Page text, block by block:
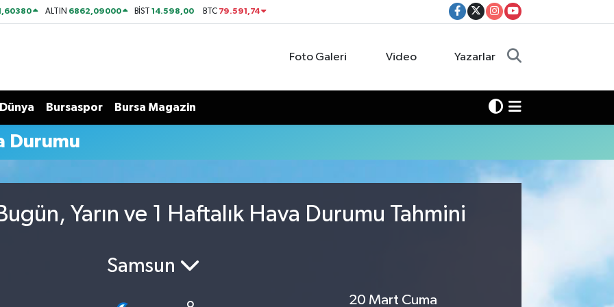
ALTIN 6862,09000 BİST14.598,00 BTC 79.591,74
Foto Galeri Video Yazarlar
Dünya Bursaspor Bursa Magazin
Durumu
Yarın ve 1 Haftalık Hava Durumu Tahmini
Samsun
20 Mart Cuma